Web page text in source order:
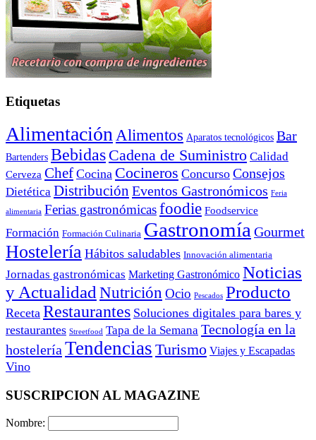
Etiquetas
Alimentación Alimentos Aparatos tecnológicos Bar
Bartenders Bebidas Cadena de Suministro Calidad
Cerveza Chef Cocina Cocineros Concurso Consejos
Dietética Distribución Eventos Gastronómicos Feria
alimentaria Ferias gastronómicasfoodie Foodservice
Formación Formación Culinaria Gastronomía Gourmet
Hostelería Hábitos saludables Innovación alimentaria
Jornadas gastronómicas Marketing Gastronómico Noticias
y Actualidad Nutrición Ocio Pescados Producto
Receta Restaurantes Soluciones digitales para bares y
restaurantes Streetfood Tapa de la Semana Tecnología en la
hostelería Tendencias Turismo Viajes y Escapadas
Vino
SUSCRIPCION AL MAGAZINE
Nombre: